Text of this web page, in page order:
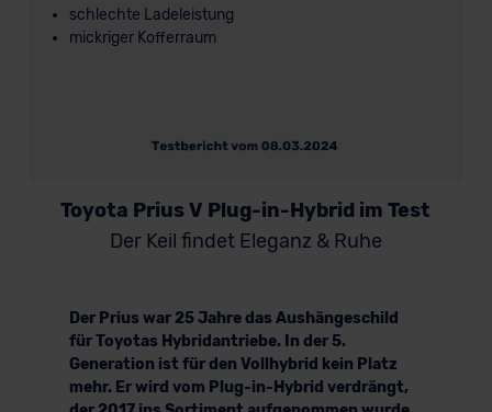
schlechte Ladeleistung
mickriger Kofferraum
Toyota Prius V Plug-in-Hybrid im Test
Der Keil findet Eleganz & Ruhe
Der Prius war 25 Jahre das Aushängeschild
für Toyotas Hybridantriebe. In der 5.
Generation ist für den Vollhybrid kein Platz
mehr. Er wird vom Plug-in-Hybrid verdrängt,